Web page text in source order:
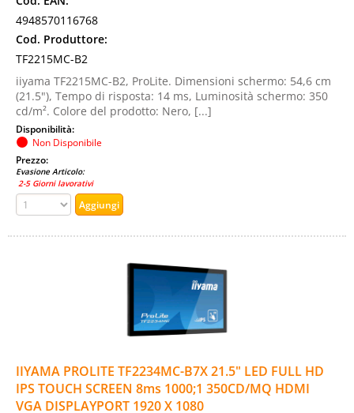
4948570116768
Cod. Produttore:
TF2215MC-B2
iiyama TF2215MC-B2, ProLite. Dimensioni schermo: 54,6 cm
(21.5"), Tempo di risposta: 14 ms, Luminosità schermo: 350
cd/m². Colore del prodotto: Nero, [...]
Disponibilità:
Non Disponibile
Prezzo:
Evasione Articolo:
2-5 Giorni lavorativi
IIYAMA PROLITE TF2234MC-B7X 21.5" LED FULL HD
IPS TOUCH SCREEN 8ms 1000;1 350CD/MQ HDMI
VGA DISPLAYPORT 1920 X 1080